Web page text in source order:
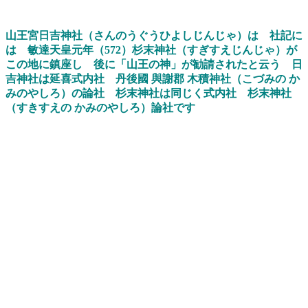
山王宮日吉神社 （さんのうぐうひよしじんじゃ） は
社記に
は 敏達天皇元年（572） 杉末神社（すぎすえじんじゃ）が
この地に鎮座し
後に 「山王の神」が勧請されたと云う
日
吉神社は延喜式内社 丹後國 與謝郡 木積神社 （こづみの か
みのやしろ） の論社 杉末神社は 同じく式内社 杉末神社
（すきすえ の かみのやしろ） 論社です